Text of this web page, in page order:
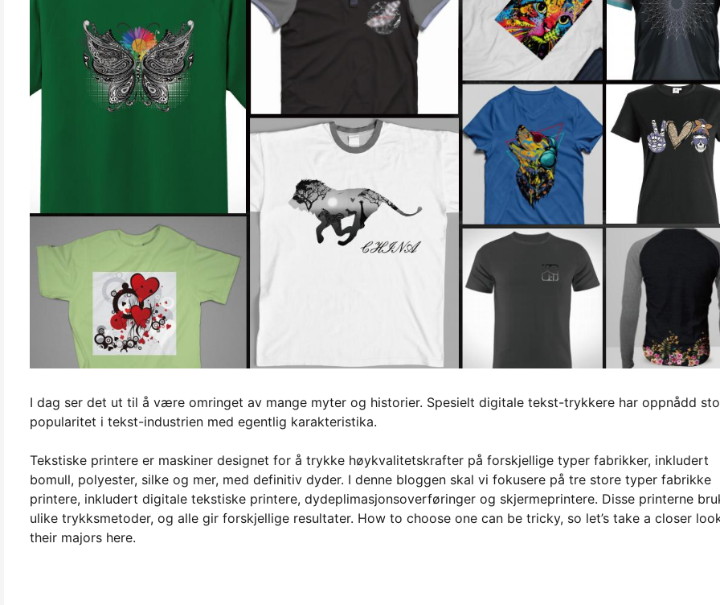
I dag ser det ut til å være omringet av mange myter og historier. Spesielt digitale tekst-trykkere har oppnådd
popularitet i tekst-industrien med egentlig karakteristika.
Tekstiske printere er maskiner designet for å trykke høykvalitetskrafter på forskjellige typer fabrikker, inkludert
bomull, polyester, silke og mer, med definitiv dyder. I denne bloggen skal vi fokusere på tre store typer fabrikke
printere, inkludert digitale tekstiske printere, dydeplimasjonsoverføringer og skjermeprintere. Disse printerne
ulike trykksmetoder, og alle gir forskjellige resultater. How to choose one can be tricky, so let’s take a closer
their majors here.